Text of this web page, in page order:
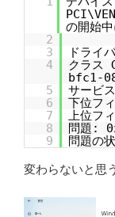
の開始中
2
3
ドラ
4
クラス
bfc1-
5
サービ
6
下位フ
7
上位フ
8
問題:
9
問題の
変わらないと思